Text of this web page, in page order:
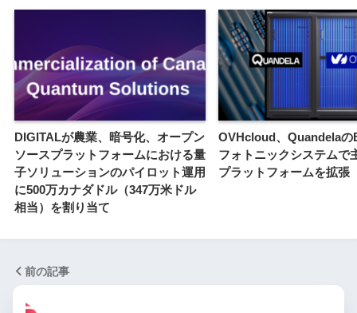
DIGITALが農業、暗号化、オープン
ソースプラットフォームにおける量
子ソリューションのパイロット運用
に500万カナダドル（347万米ドル
相当）を割り当て
OVHcloud、Quandelaの
フォトニックシステムで
プラットフォームを拡張
前の記事